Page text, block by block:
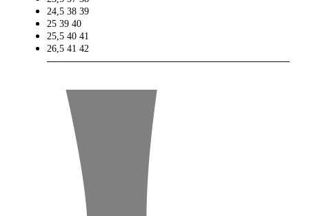
24,5 38 39
25 39 40
25,5 40 41
26,5 41 42